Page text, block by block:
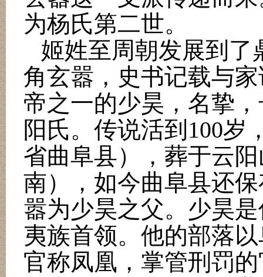
为杨氏第二世。
姬姓至周朝发展到了
角玄嚣，史书记载与
帝之一的少昊，名挚
阳氏。传说活到 100岁
省曲阜县），葬于云
南），如今曲阜县还
嚣为少昊之父。少昊
夷族首领。他的部落
官称凤凰，掌管刑罚